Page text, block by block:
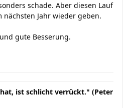
schade. Aber diesen Lauf
Jahr wieder geben.
gute Besserung.
ist schlicht verrückt." (Peter